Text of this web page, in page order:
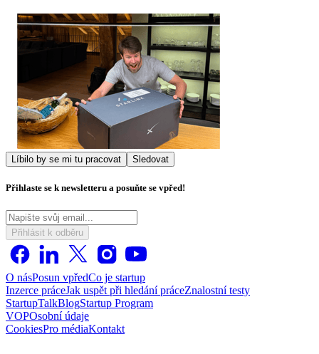
Líbilo by se mi tu pracovat Sledovat
Přihlaste se k newsletteru a posuňte se vpřed!
Přihlásit k odběru
O násPosun vpředCo je startup
Inzerce práceJak uspět při hledání práceZnalostní testy
StartupTalkBlogStartup Program
VOPOsobní údaje
CookiesPro médiaKontakt